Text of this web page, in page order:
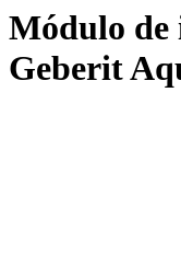
Módulo de
Geberit